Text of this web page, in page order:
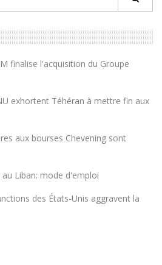
finalise l'acquisition du Groupe
exhortent Téhéran à mettre fin aux
aux bourses Chevening sont
au Liban: mode d'emploi
des États-Unis aggravent la